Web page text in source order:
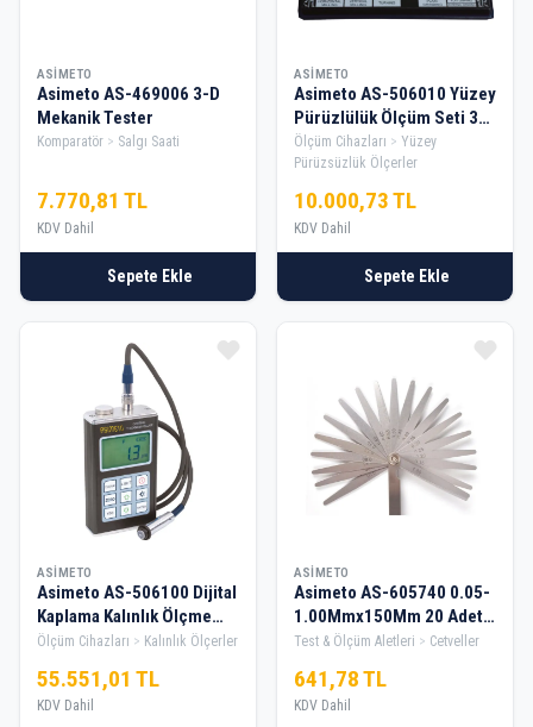
ASIMETO
Asimeto AS-469006 3-D
Mekanik Tester
Komparatör Salgı Saati
7.770,81 TL
KDV Dahil
Sepete Ekle
ASIMETO
Asimeto AS-506010 Yüzey
Pürüzlülük Ölçüm Seti 30
Parça
Ölçüm Cihazları
Yüzey
Pürüzsüzlük Ölçerler
10.000,73 TL
KDV Dahil
Sepete Ekle
ASIMETO
Asimeto AS-506100 Dijital
Kaplama Kalınlık Ölçme
Cihazı
Ölçüm Cihazları Kalınlık Ölçerler
55.551,01 TL
KDV Dahil
ASIMETO
Asimeto AS-605740 0.05-
1.00Mmx150Mm 20 Adet
Filler Çakısı
Test & Ölçüm Aletleri Cetveller
641,78 TL
KDV Dahil